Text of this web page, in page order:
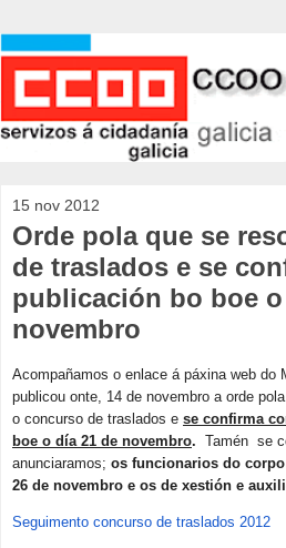
15 nov 2012
Orde pola que se
de traslados e se
publicación bo boe o
novembro
Acompañamos o enlace á páxina web do
publicou onte, 14 de novembro a orde
o concurso de traslados e se confirma
boe o día 21 de novembro. Tamén se
anunciaramos; os funcionarios do
26 de novembro e os de xestión e
Seguimento concurso de traslados 2012